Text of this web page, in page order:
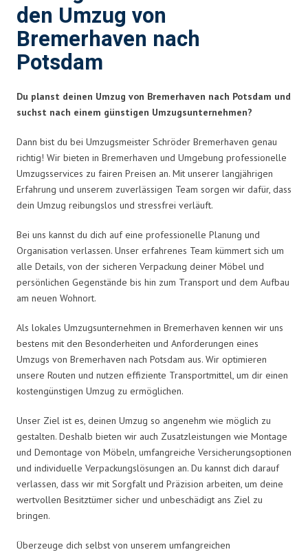
den Umzug von
Bremerhaven nach
Potsdam
Du planst deinen Umzug von Bremerhaven nach Potsdam und
suchst nach einem günstigen Umzugsunternehmen?
Dann bist du bei Umzugsmeister Schröder Bremerhaven genau
richtig! Wir bieten in Bremerhaven und Umgebung professionelle
Umzugsservices zu fairen Preisen an. Mit unserer langjährigen
Erfahrung und unserem zuverlässigen Team sorgen wir dafür, dass
dein Umzug reibungslos und stressfrei verläuft.
Bei uns kannst du dich auf eine professionelle Planung und
Organisation verlassen. Unser erfahrenes Team kümmert sich um
alle Details, von der sicheren Verpackung deiner Möbel und
persönlichen Gegenstände bis hin zum Transport und dem Aufbau
am neuen Wohnort.
Als lokales Umzugsunternehmen in Bremerhaven kennen wir uns
bestens mit den Besonderheiten und Anforderungen eines
Umzugs von Bremerhaven nach Potsdam aus. Wir optimieren
unsere Routen und nutzen effiziente Transportmittel, um dir einen
kostengünstigen Umzug zu ermöglichen.
Unser Ziel ist es, deinen Umzug so angenehm wie möglich zu
gestalten. Deshalb bieten wir auch Zusatzleistungen wie Montage
und Demontage von Möbeln, umfangreiche Versicherungsoptionen
und individuelle Verpackungslösungen an. Du kannst dich darauf
verlassen, dass wir mit Sorgfalt und Präzision arbeiten, um deine
wertvollen Besitztümer sicher und unbeschädigt ans Ziel zu
bringen.
Überzeuge dich selbst von unserem umfangreichen